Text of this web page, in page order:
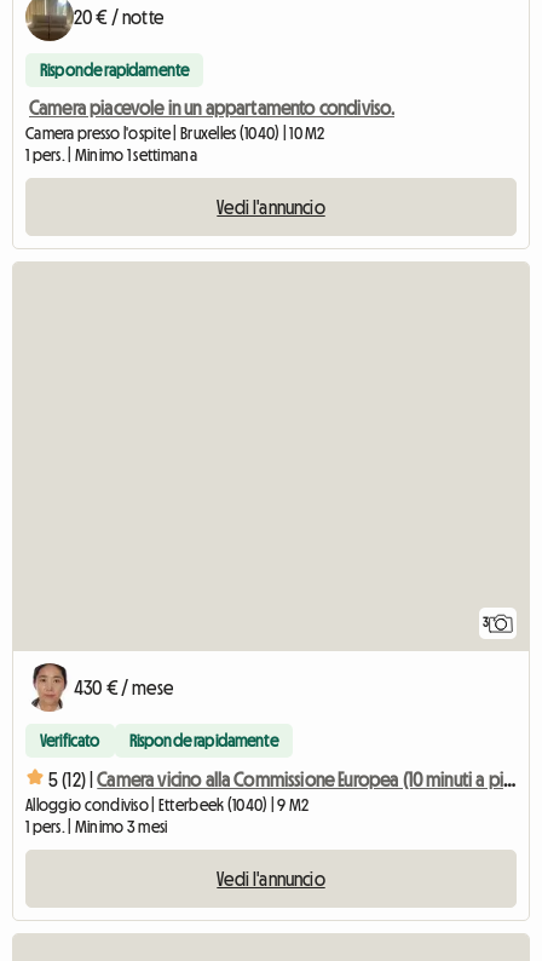
20 € / notte
Risponde rapidamente
Camera piacevole in un appartamento condiviso.
Camera presso l'ospite | Bruxelles (1040) | 10 M2
1 pers. | Minimo 1 settimana
Vedi l'annuncio
3
430 € / mese
Verificato Risponde rapidamente
5 (12) | Camera vicino alla Commissione Europea (10 minuti a piedi da Schuman / Cee
Alloggio condiviso | Etterbeek (1040) | 9 M2
1 pers. | Minimo 3 mesi
Vedi l'annuncio